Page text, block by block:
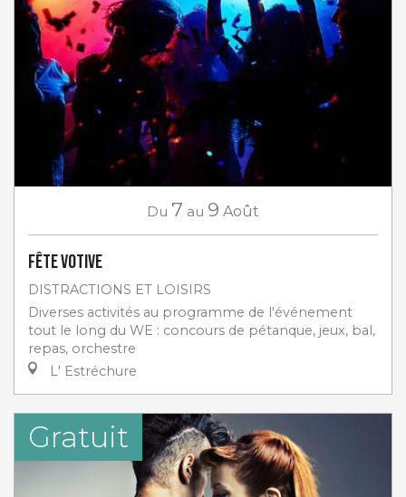
Du 7 au 9 Août
Fête votive
DISTRACTIONS ET LOISIRS
Diverses activités au programme de l'événement
tout le long du WE : concours de pétanque, jeux, bal,
repas, orchestre
L' Estréchure
Gratuit